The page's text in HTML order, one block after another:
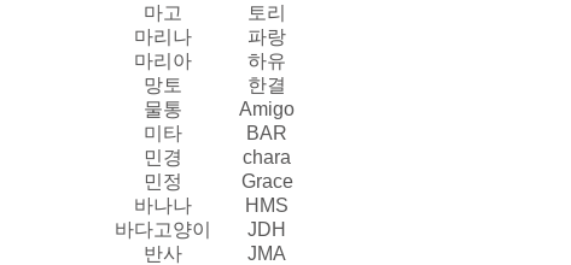
마고
토리
마리나
파랑
마리아
하유
망토
한결
물통
Amigo
미타
BAR
민경
chara
민정
Grace
바나나
HMS
바다고양이
JDH
반사
JMA